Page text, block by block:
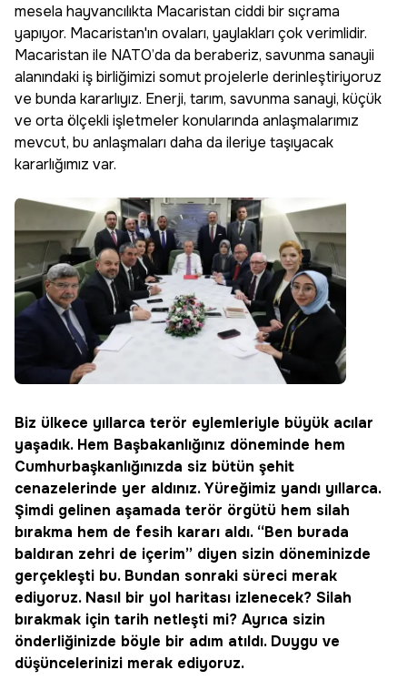
mesela hayvancılıkta Macaristan ciddi bir sıçrama
yapıyor. Macaristan'ın ovaları, yaylakları çok verimlidir.
Macaristan ile NATO’da da beraberiz, savunma sanayii
alanındaki iş birliğimizi somut projelerle derinleştiriyoruz
ve bunda kararlıyız. Enerji, tarım, savunma sanayi, küçük
ve orta ölçekli işletmeler konularında anlaşmalarımız
mevcut, bu anlaşmaları daha da ileriye taşıyacak
kararlığımız var.
Biz ülkece yıllarca terör eylemleriyle büyük acılar
yaşadık. Hem Başbakanlığınız döneminde hem
Cumhurbaşkanlığınızda siz bütün şehit
cenazelerinde yer aldınız. Yüreğimiz yandı yıllarca.
Şimdi gelinen aşamada terör örgütü hem silah
bırakma hem de fesih kararı aldı. “Ben burada
baldıran zehri de içerim” diyen sizin döneminizde
gerçekleşti bu. Bundan sonraki süreci merak
ediyoruz. Nasıl bir yol haritası izlenecek? Silah
bırakmak için tarih netleşti mi? Ayrıca sizin
önderliğinizde böyle bir adım atıldı. Duygu ve
düşüncelerinizi merak ediyoruz.